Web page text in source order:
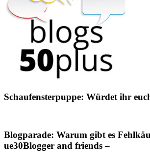
Schaufensterpuppe: Würdet ihr
Blogparade: Warum gibt es
ue30Blogger and friends –